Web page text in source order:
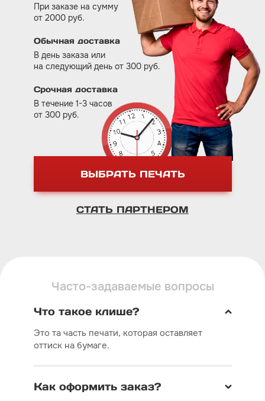
При заказе на сумму
от 2000 руб.
Обычная доставка
В день заказа или
на следующий день от 300 руб.
Срочная доставка
В течение 1-3 часов
от 300 руб.
ВЫБРАТЬ ПЕЧАТЬ
СТАТЬ ПАРТНЕРОМ
Часто-задаваемые вопросы
Что такое клише?
Это та часть печати, которая оставляет
оттиск на бумаге.
Как оформить заказ?